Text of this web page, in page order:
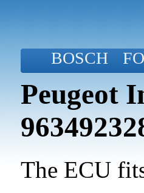
BOSCH
Peugeot
The ECU